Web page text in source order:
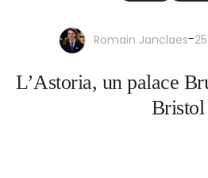
Romain Janclaes-
L’Astoria, un palace
Bristol